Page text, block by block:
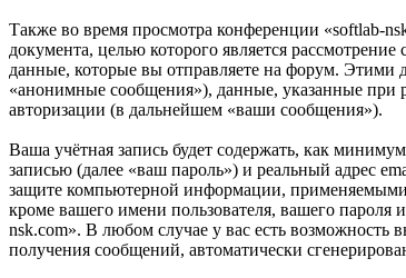
Также во время просмотра конференции «softlab-
документа, целью которого является
данные, которые вы отправляете на форум.
«анонимные сообщения»), данные, указанные при
авторизации (в дальнейшем «ваши сообщения»).
Ваша учётная запись будет содержать, как
записью (далее «ваш пароль») и реальный адрес
защите компьютерной информации, применяемыми
кроме вашего имени пользователя, вашего пароля
nsk.com». В любом случае у вас есть возможность
получения сообщений, автоматически